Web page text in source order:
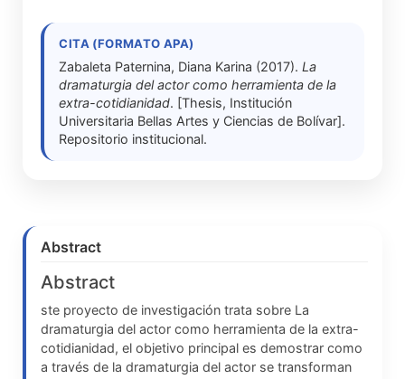
CITA (FORMATO APA)
Zabaleta Paternina, Diana Karina (2017).La
dramaturgia del actor como herramienta de la
extra-cotidianidad. [Thesis, Institución
Universitaria Bellas Artes y Ciencias de Bolívar].
Repositorio institucional.
Abstract
Abstract
ste proyecto de investigación trata sobre La
dramaturgia del actor como herramienta de la extra-
cotidianidad, el objetivo principal es demostrar como
a través de la dramaturgia del actor se transforman